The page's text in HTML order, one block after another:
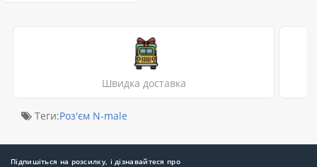
Швидка доставка
Теги:Роз'єм N-male
Підпишіться на розсилку, і дізнавайтеся про